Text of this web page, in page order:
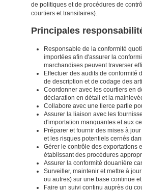
de politiques et de procédures de
courtiers et transitaires).
Principales
Responsable de la conformité
importées afin d'assurer la
marchandises peuvent traverser
Effectuer des audits de conformité
de description et de codage des
Coordonner avec les courtiers en
déclaration en détail et la
Collabore avec une tierce partie
Assurer la liaison avec les
d'importation manquantes et aux
Préparer et fournir des mises à
et les risques potentiels cernés
Gérer le contrôle des exportations
établissant des procédures
Assurer la conformité douanière
Surveiller, maintenir et mettre à
ou autres) sur une base continue
Faire un suivi continu auprès du